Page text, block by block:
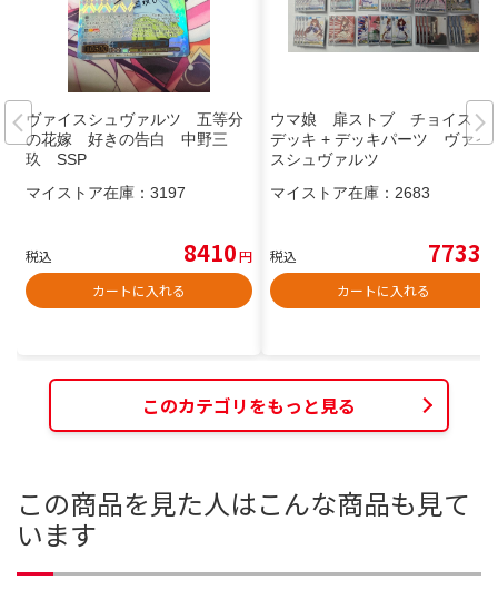
ヴァイスシュヴァルツ 五等分
の花嫁 好きの告白 中野三
玖 SSP
マイストア在庫： 3197
税込 8410円
カートに入れる
ウマ娘 扉ストブ チョイス
デッキ + デッキパーツ ヴァイ
スシュヴァルツ
マイストア在庫： 2683
税込 7733
カートに入れる
このカテゴリをもっと見る
この商品を見た人はこんな商品も見て
います